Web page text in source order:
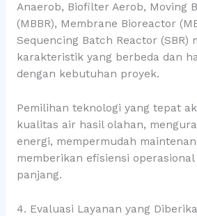
Anaerob, Biofilter Aerob, Moving
(MBBR), Membrane Bioreactor
Sequencing Batch Reactor (SBR)
karakteristik yang berbeda dan
dengan kebutuhan proyek.
Pemilihan teknologi yang tepat
kualitas air hasil olahan,
energi, mempermudah
memberikan efisiensi
panjang.
4. Evaluasi Layanan yang